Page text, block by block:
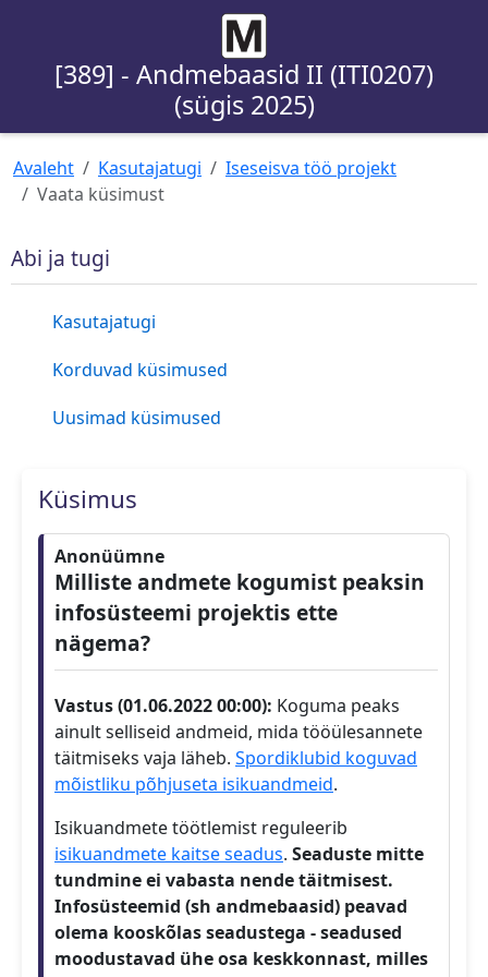
[389] - Andmebaasid II (ITI0207)
(sügis 2025)
Avaleht Kasutajatugi
Iseseisva töö projekt
Vaata küsimust
Abi ja tugi
Kasutajatugi
Korduvad küsimused
Uusimad küsimused
Küsimus
Anonüümne
Milliste andmete kogumist peaksin
infosüsteemi projektis ette
nägema?
Vastus (01.06.2022 00:00): Koguma peaks
ainult selliseid andmeid, mida tööülesannete
täitmiseks vaja läheb. Spordiklubid koguvad
mõistliku põhjuseta isikuandmeid.
Isikuandmete töötlemist reguleerib
isikuandmete kaitse seadus. Seaduste mitte
tundmine ei vabasta nende täitmisest.
Infosüsteemid (sh andmebaasid) peavad
olema kooskõlas seadustega - seadused
moodustavad ühe osa keskkonnast, milles